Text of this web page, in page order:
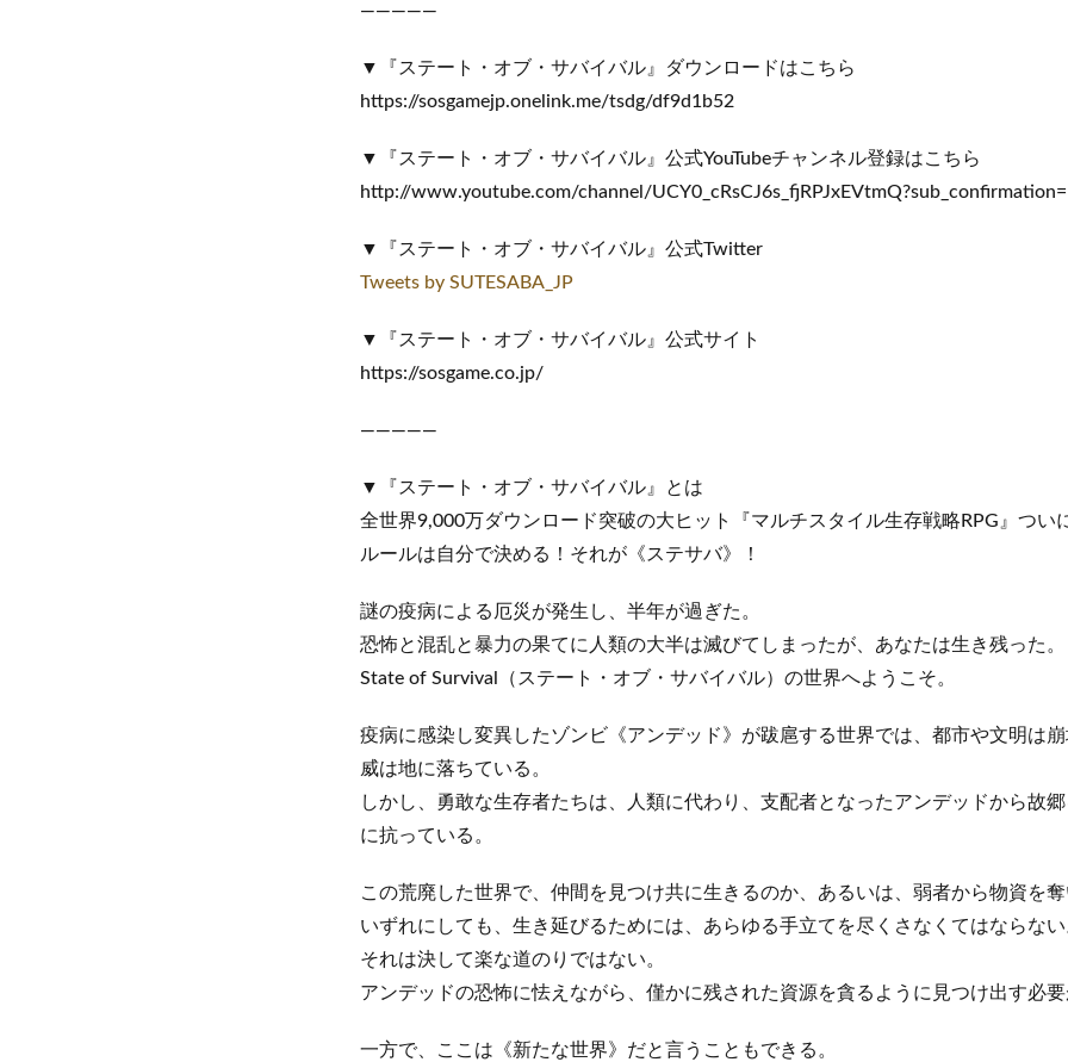
—————
▼『ステート・オブ・サバイバル』ダウンロードはこちら
https://sosgamejp.onelink.me/tsdg/df9d1b52
▼『ステート・オブ・サバイバル』公式YouTubeチャンネル登録はこちら
http://www.youtube.com/channel/
▼『ステート・オブ・サバイバル』公式Twitter
Tweets by SUTESABA_JP
▼『ステート・オブ・サバイバル』公式サイト
https://sosgame.co.jp/
—————
▼『ステート・オブ・サバイバル』とは
全世界9,000万ダウンロード突破の大ヒット『マルチスタイル生存戦略RPG』つい
ルールは自分で決める！それが《ステサバ》！
謎の疫病による厄災が発生し、半年が過ぎた。
恐怖と混乱と暴力の果てに人類の大半は滅びてしまったが、あなたは生き残った。
State of Survival（ステート・オブ・サバイバル）の世界へようこそ。
疫病に感染し変異したゾンビ《アンデッド》が跋扈する世界では、都市や文明は
威は地に落ちている。
しかし、勇敢な生存者たちは、人類に代わり、支配者となったアンデッドから故
に抗っている。
この荒廃した世界で、仲間を見つけ共に生きるのか、あるいは、弱者から物資を
いずれにしても、生き延びるためには、あらゆる手立てを尽くさなくてはならな
それは決して楽な道のりではない。
アンデッドの恐怖に怯えながら、僅かに残された資源を貪るように見つけ出す必
一方で、ここは《新たな世界》だと言うこともできる。